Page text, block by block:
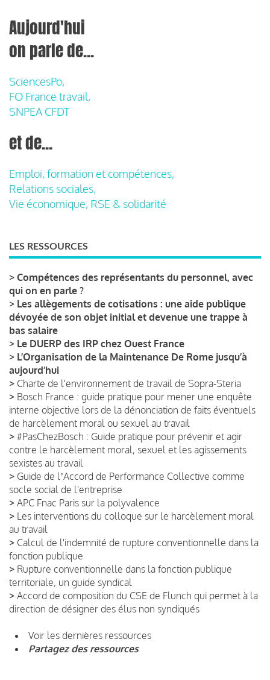
Aujourd'hui
on parle de...
SciencesPo,
FO France travail,
SNPEA CFDT
et de...
Emploi, formation et compétences,
Relations sociales,
Vie économique, RSE & solidarité
LES RESSOURCES
> Compétences des représentants du personnel, avec
qui on en parle ?
> Les allègements de cotisations : une aide publique
dévoyée de son objet initial et devenue une trappe à
bas salaire
> Le DUERP des IRP chez Ouest France
> L’Organisation de la Maintenance De Rome jusqu’à
aujourd’hui
> Charte de l'environnement de travail de Sopra-Steria
> Bosch France : guide pratique pour mener une enquête
interne objective lors de la dénonciation de faits éventuels
de harcèlement moral ou sexuel au travail
> #PasChezBosch : Guide pratique pour prévenir et agir
contre le harcèlement moral, sexuel et les agissements
sexistes au travail
> Guide de lʼAccord de Performance Collective comme
socle social de l'entreprise
> APC Fnac Paris sur la polyvalence
> Les interventions du colloque sur le harcèlement moral
au travail
> Calcul de l'indemnité de rupture conventionnelle dans la
fonction publique
> Rupture conventionnelle dans la fonction publique
territoriale, un guide syndical
> Accord de composition du CSE de Flunch qui permet à la
direction de désigner des élus non syndiqués
Voir les dernières ressources
Partagez des ressources